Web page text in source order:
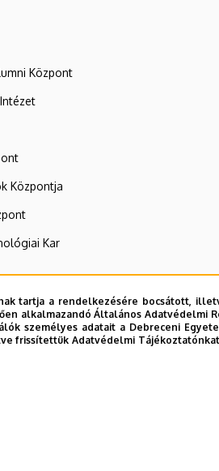
Központ
Központja
Kar
a DE telefonkönyvében
tartja a rendelkezésére bocsátott,
alkalmazandó Általános
személyes adatait a Debreceni
frissítettük Adatvédelmi